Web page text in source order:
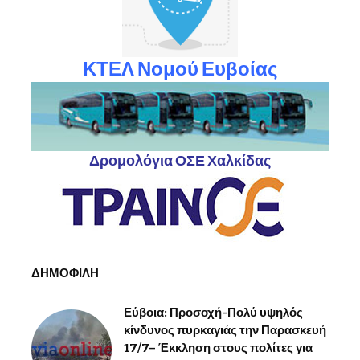
ΚΤΕΛ Νομού Ευβοίας
Δρομολόγια ΟΣΕ Χαλκίδας
ΔΗΜΟΦΙΛΗ
Εύβοια: Προσοχή-Πολύ υψηλός
κίνδυνος πυρκαγιάς την Παρασκευή
17/7– Έκκληση στους πολίτες για